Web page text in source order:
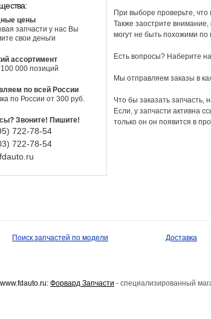
При выборе проверьте, что
Также заострите
могут не быть похожими по
Есть вопросы? Наберите
Мы отправляем заказы в
Что бы заказать запчасть,
Если, у запчасти активна
только он он появится в
цены
запчасти у нас Вы
свои деньги
ассортимент
000 позиций
по всей России
по России от 300 руб.
Звоните! Пишите!
722-78-54
722-78-54
Поиск запчастей по модели Доставка
Форвард Запчасти - специализированный